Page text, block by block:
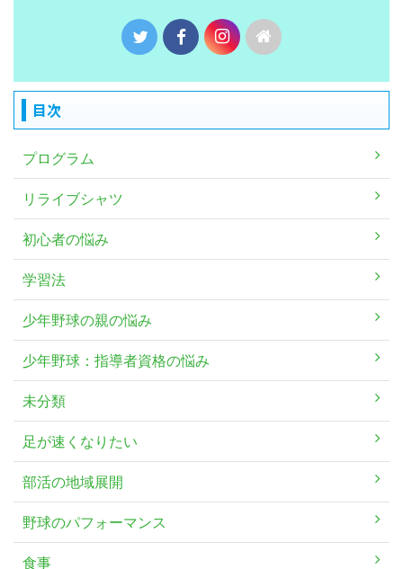
目次
プログラム
リライブシャツ
初心者の悩み
学習法
少年野球の親の悩み
少年野球：指導者資格の悩み
未分類
足が速くなりたい
部活の地域展開
野球のパフォーマンス
食事